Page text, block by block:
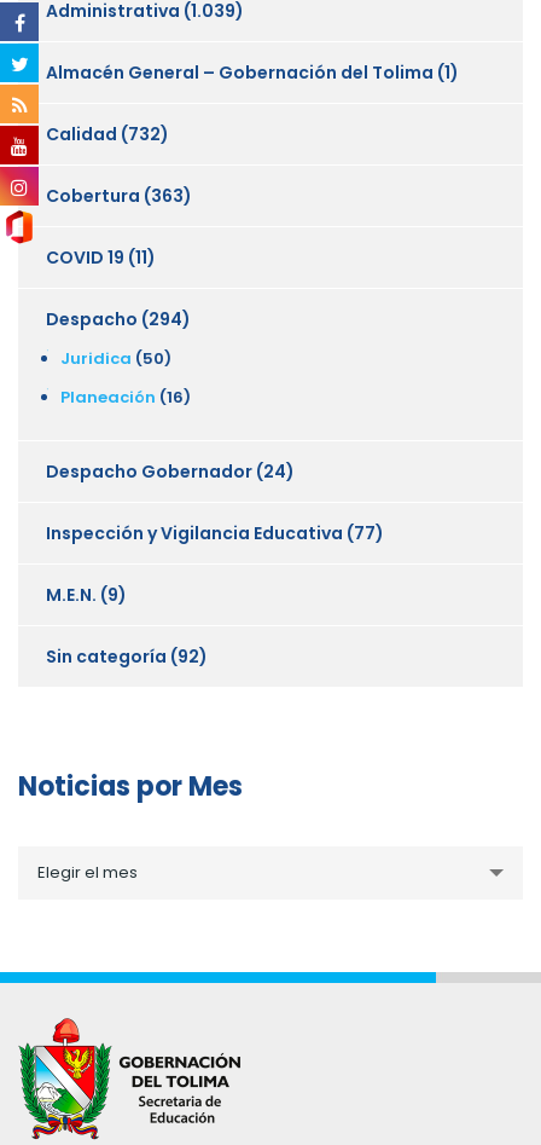
Administrativa (1.039)
Almacén General – Gobernación del Tolima (1)
Calidad (732)
Cobertura (363)
COVID 19 (11)
Despacho (294)
Juridica (50)
Planeación (16)
Despacho Gobernador (24)
Inspección y Vigilancia Educativa (77)
M.E.N. (9)
Sin categoría (92)
Noticias por Mes
porElegir el mes